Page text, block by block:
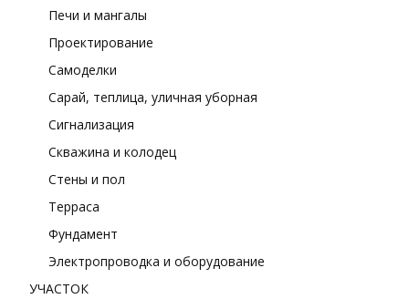
Печи и мангалы
Проектирование
Самоделки
Сарай, теплица, уличная уборная
Сигнализация
Скважина и колодец
Стены и пол
Терраса
Фундамент
Электропроводка и оборудование
УЧАСТОК